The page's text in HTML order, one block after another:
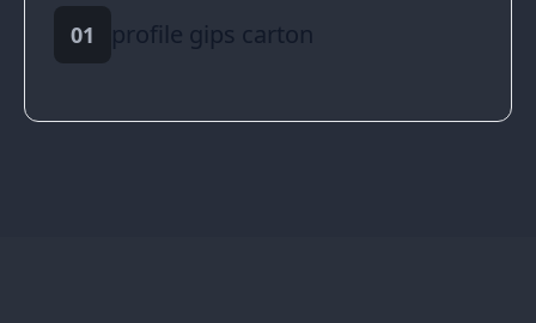
01 profile gips carton